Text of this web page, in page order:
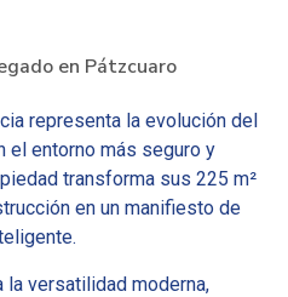
en Pátzcuaro
representa la evolución del
el entorno más seguro y
transforma sus 225 m²
en un manifiesto de
la versatilidad moderna,